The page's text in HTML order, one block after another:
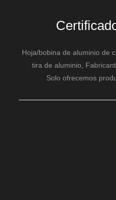
Hoja/bobina de aluminio de
tira de aluminio,
Solo ofrecemos